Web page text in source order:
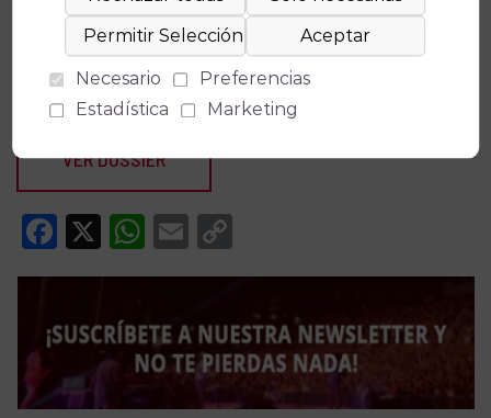
14 y 18 euros
VER DOSSIER
Facebook
X WhatsApp
Email
Link
Necesario
Preferencias
Estadística
Marketing